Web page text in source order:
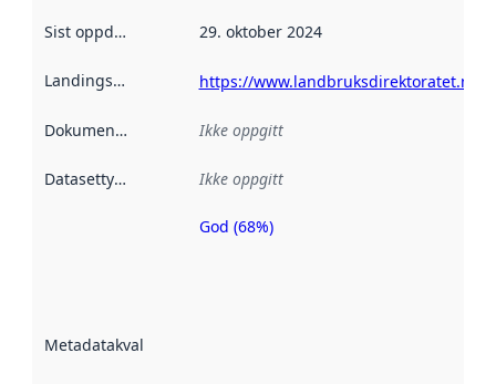
Sist oppdatert 29. oktober 2024
Landingsside https://www.landbruksdirektoratet.no
Dokumentasjon Ikke oppgitt
Datasettype Ikke oppgitt
Metadatakvalitet
Metadatakvalitet
God (68%)